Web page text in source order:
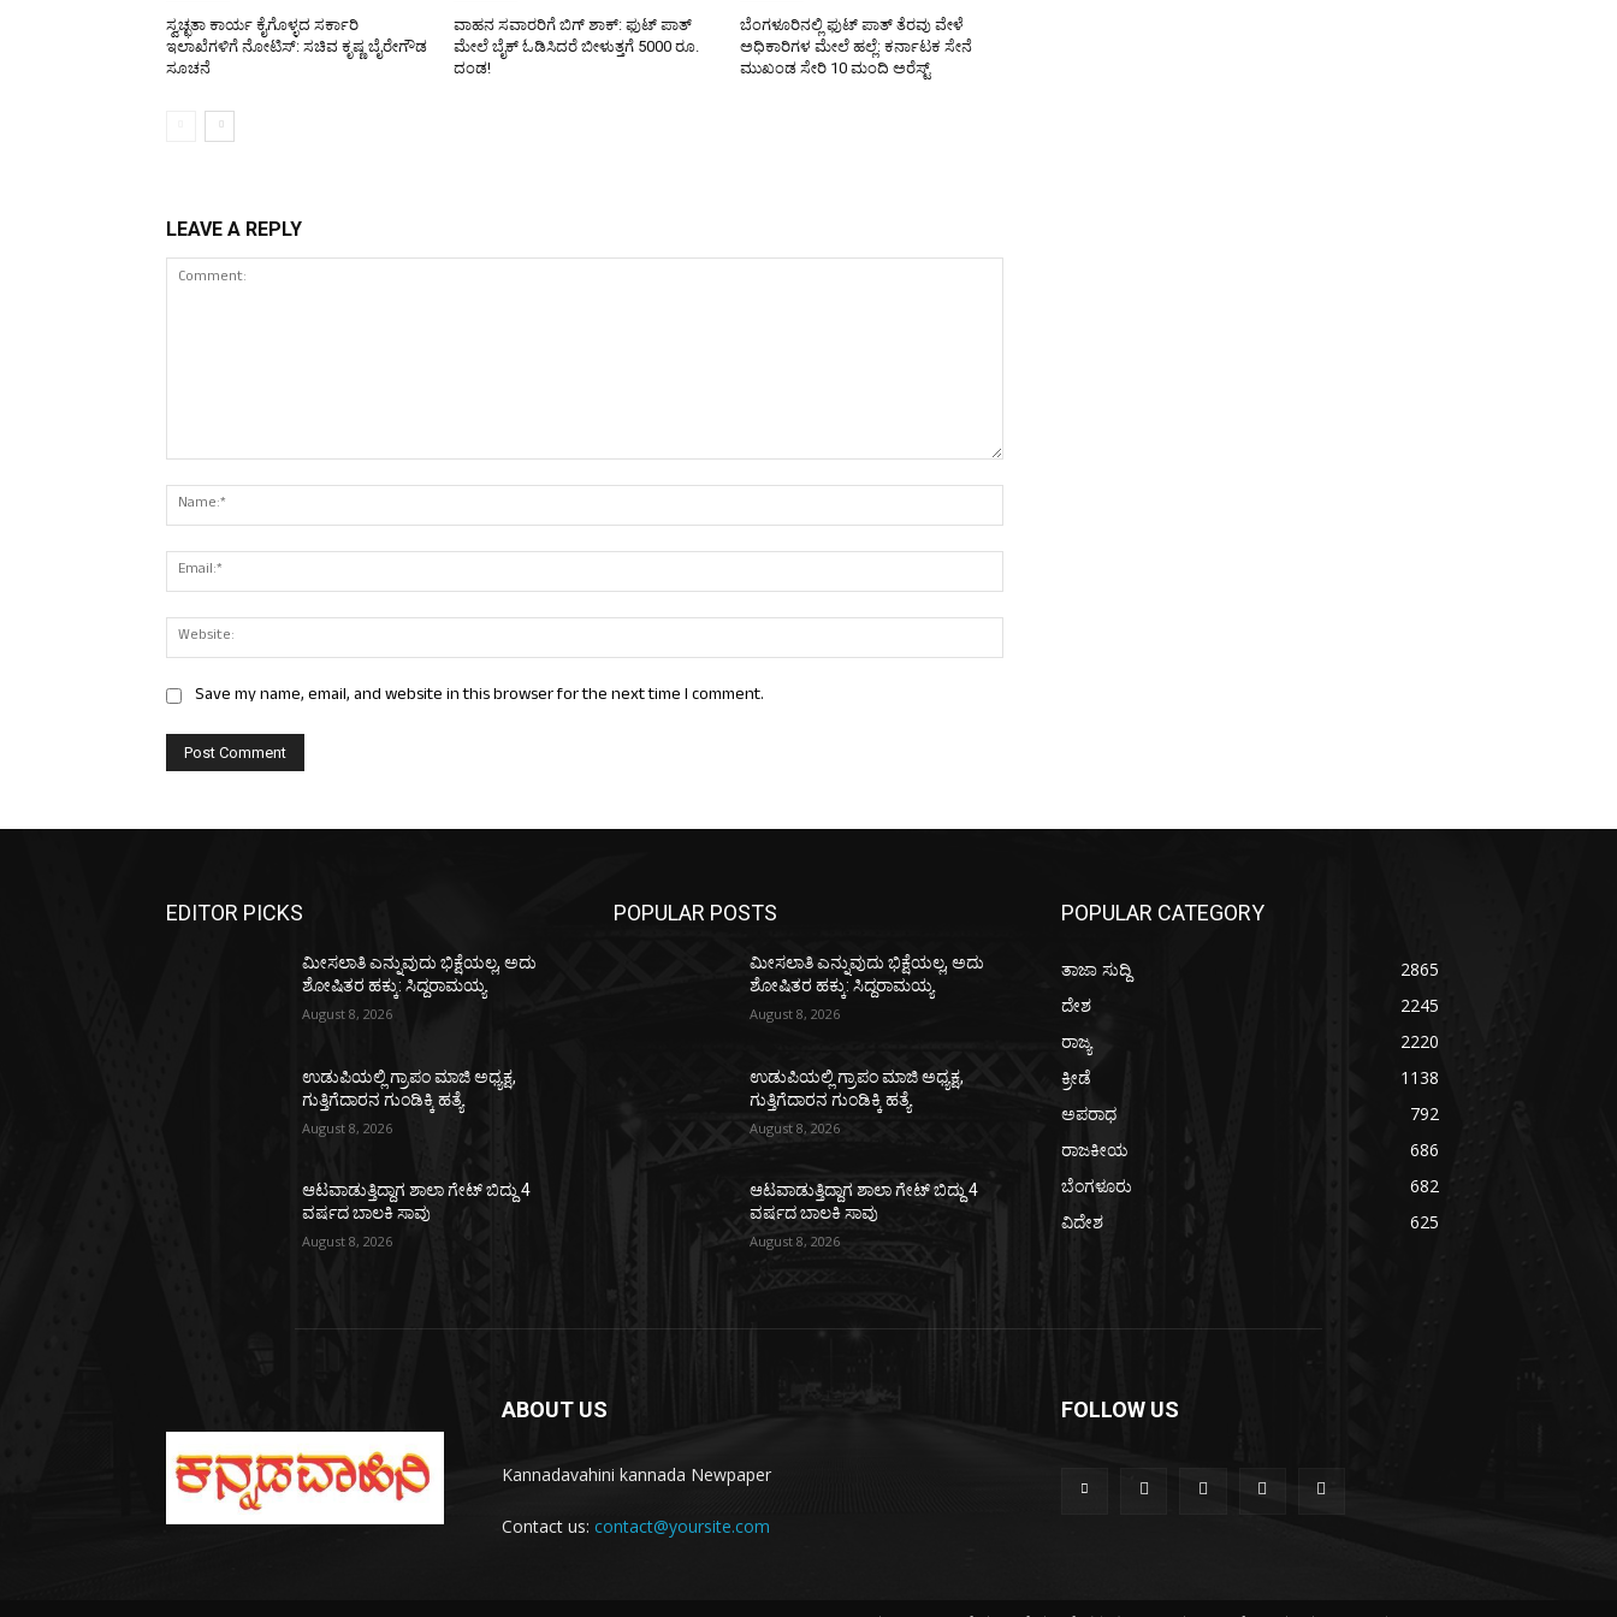
ಸ್ವಚ್ಛತಾ ಕಾರ್ಯ ಕೈಗೊಳ್ಳದ ಸರ್ಕಾರಿ
ಇಲಾಖೆಗಳಿಗೆ ನೋಟಿಸ್: ಸಚಿವ ಕೃಷ್ಣ ಬೈರೇಗೌಡ
ಸೂಚನೆ
ವಾಹನ ಸವಾರರಿಗೆ ಬಿಗ್ ಶಾಕ್: ಫುಟ್ ಪಾತ್
ಮೇಲೆ ಬೈಕ್ ಓಡಿಸಿದರೆ ಬೀಳುತ್ತಗೆ 5000 ರೂ.
ದಂಡ!
ಬೆಂಗಳೂರಿನಲ್ಲಿ ಫುಟ್ ಪಾತ್ ತೆರವು ವೇಳೆ
ಅಧಿಕಾರಿಗಳ ಮೇಲೆ ಹಲ್ಲೆ: ಕರ್ನಾಟಕ ಸೇನೆ
ಮುಖಂಡ ಸೇರಿ 10 ಮಂದಿ ಅರೆಸ್ಟ್
LEAVE A REPLY
Save my name, email, and website in this browser for the next time I comment.
EDITOR PICKS
ಮೀಸಲಾತಿ ಎನ್ನುವುದು ಭಿಕ್ಷೆಯಲ್ಲ, ಅದು
ಶೋಷಿತರ ಹಕ್ಕು: ಸಿದ್ದರಾಮಯ್ಯ
August 8, 2026
ಉಡುಪಿಯಲ್ಲಿ ಗ್ರಾಪಂ ಮಾಜಿ ಅಧ್ಯಕ್ಷ,
ಗುತ್ತಿಗೆದಾರನ ಗುಂಡಿಕ್ಕಿ ಹತ್ಯೆ
August 8, 2026
ಆಟವಾಡುತ್ತಿದ್ದಾಗ ಶಾಲಾ ಗೇಟ್‌ ಬಿದ್ದು 4
ವರ್ಷದ ಬಾಲಕಿ ಸಾವು
August 8, 2026
POPULAR POSTS
ಮೀಸಲಾತಿ ಎನ್ನುವುದು ಭಿಕ್ಷೆಯಲ್ಲ, ಅದು
ಶೋಷಿತರ ಹಕ್ಕು: ಸಿದ್ದರಾಮಯ್ಯ
August 8, 2026
ಉಡುಪಿಯಲ್ಲಿ ಗ್ರಾಪಂ ಮಾಜಿ ಅಧ್ಯಕ್ಷ,
ಗುತ್ತಿಗೆದಾರನ ಗುಂಡಿಕ್ಕಿ ಹತ್ಯೆ
August 8, 2026
ಆಟವಾಡುತ್ತಿದ್ದಾಗ ಶಾಲಾ ಗೇಟ್‌ ಬಿದ್ದು 4
ವರ್ಷದ ಬಾಲಕಿ ಸಾವು
August 8, 2026
POPULAR CATEGORY
ತಾಜಾ ಸುದ್ದಿ
2865
ದೇಶ
2245
ರಾಜ್ಯ
2220
ಕ್ರೀಡೆ
1138
ಅಪರಾಧ
792
ರಾಜಕೀಯ
686
ಬೆಂಗಳೂರು
682
ವಿದೇಶ
625
ABOUT US
Kannadavahini kannada Newpaper
Contact us: contact@yoursite.com
FOLLOW US